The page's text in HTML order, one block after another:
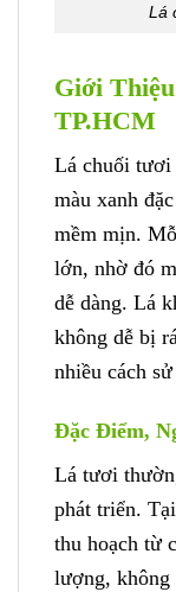
Lá
Giới
TP.HCM
Lá chuối tươi
màu xanh
mềm mịn.
lớn, nhờ đó
dễ dàng. Lá
không dễ bị
nhiều cách
Đặc Điểm,
Lá tươi
phát triển.
thu hoạch từ
lượng, không